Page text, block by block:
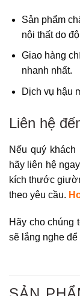
Sản phẩm
nội thất do
Giao hàng
nhanh nhất.
Dịch vụ hậu
Liên hệ
Nếu quý khách
hãy liên hệ ngay
kích thước
theo yêu cầu.
Hãy cho chúng
sẽ lắng nghe